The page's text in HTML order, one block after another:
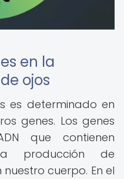
en la
ojos
es determinado en
genes. Los genes
que contienen
producción de
cuerpo. En el